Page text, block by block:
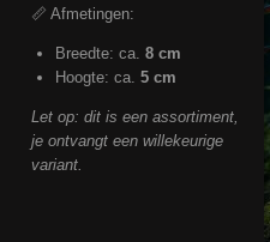
📏 Afmetingen:
Breedte: ca. 8 cm
Hoogte: ca. 5 cm
Let op: dit is een assortiment,
je ontvangt een willekeurige
variant.